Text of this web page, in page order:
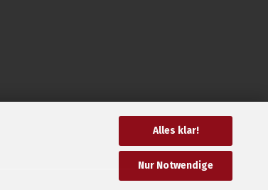
Alles klar!
Nur Notwendige